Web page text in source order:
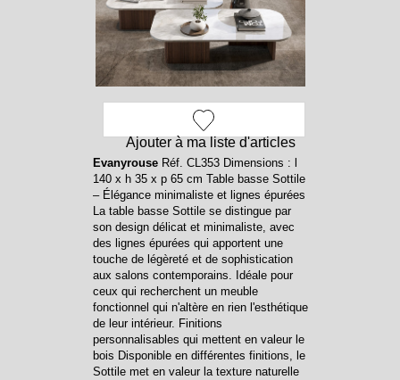
Ajouter à ma liste d'articles
EvanyrouseRéf. CL353 Dimensions : l
140 x h 35 x p 65 cm Table basse Sottile
– Élégance minimaliste et lignes épurées
La table basse Sottile se distingue par
son design délicat et minimaliste, avec
des lignes épurées qui apportent une
touche de légèreté et de sophistication
aux salons contemporains. Idéale pour
ceux qui recherchent un meuble
fonctionnel qui n'altère en rien l'esthétique
de leur intérieur. Finitions
personnalisables qui mettent en valeur le
bois Disponible en différentes finitions, le
Sottile met en valeur la texture naturelle